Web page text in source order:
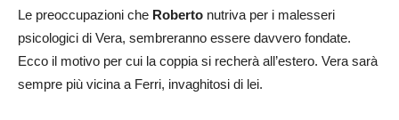
Le preoccupazioni che Roberto nutriva per i malesseri
psicologici di Vera, sembreranno essere davvero fondate.
Ecco il motivo per cui la coppia si recherà all’estero. Vera sarà
sempre più vicina a Ferri, invaghitosi di lei.